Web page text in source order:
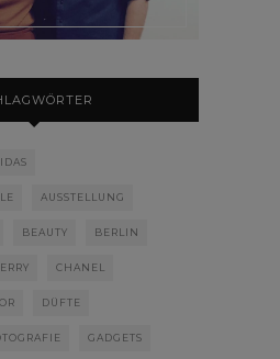
AUSSTELLUNG
BEAUTY BERLIN
CHANEL
DÜFTE
GADGETS